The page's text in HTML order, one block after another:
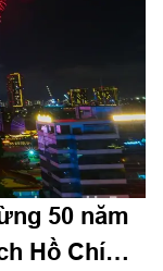
50 năm
Hồ Chí